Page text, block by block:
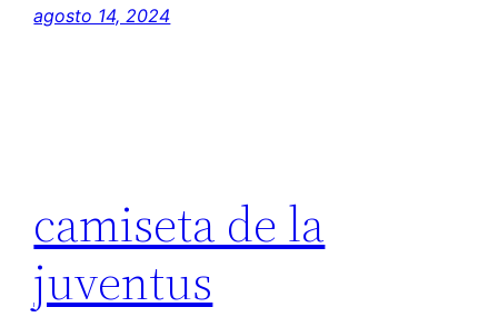
agosto 14, 2024
camiseta de la
juventus